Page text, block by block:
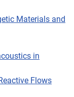
Materials and
in
Flows